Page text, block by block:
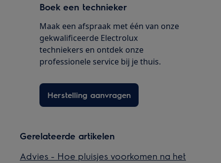
Boek een technieker
Maak een afspraak met één van onze
gekwalificeerde Electrolux
techniekers en ontdek onze
professionele service bij je thuis.
Herstelling aanvragen
Gerelateerde artikelen
Advies - Hoe pluisjes voorkomen na het